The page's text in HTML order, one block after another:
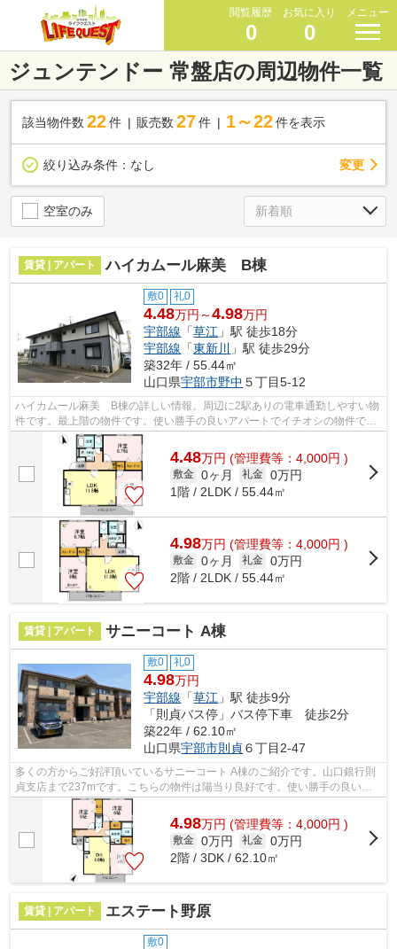
閲覧履歴
0
お気に入り
0
メニュー
ジュンテンドー 常盤店の周辺物件一覧
該当物件数 22件 販売数 27 件 1～22 件を表示
絞り込み条件： なし 変更
空室のみ
賃貸 | アパート ハイカムール麻美 B棟
敷0 礼0
4.48万円～4.98万円
宇部線 「草江 」駅 徒歩18分
宇部線 「東新川
」駅 徒歩29分
築32年 / 55.44㎡
山口県宇部市野中 ５丁目5-12
ハイカムール麻美 B棟の詳しい情報。周辺に2駅ありの電車通勤しやすい物
件です。最上階の物件です。使い勝手の良いアパートでイチオシの物件で
す。周辺環境にこだわる方にご紹介した...
4.48万円 (管理費等：4,000円 )
敷金 0ヶ月 礼金 0万円
1階 / 2LDK / 55.44㎡
4.98万円 (管理費等：4,000円 )
敷金 0ヶ月 礼金 0万円
2階 / 2LDK / 55.44㎡
賃貸 | アパート サニーコート A棟
敷0 礼0
4.98万円
宇部線 「草江 」駅 徒歩9分
「則貞バス停」バス停下車 徒歩2分
築22年 / 62.10㎡
山口県宇部市則貞６丁目2-47
多くの方からご好評頂いているサニーコート A棟のご紹介です。山口銀行則
貞支店まで237mです。こちらの物件は陽当り良好です。使い勝手の良いア
パートでイチオシの物件です。できるだ...
4.98万円 (管理費等：4,000円 )
敷金 0万円 礼金 0万円
2階 / 3DK / 62.10㎡
賃貸 | アパート エステート野原
敷0